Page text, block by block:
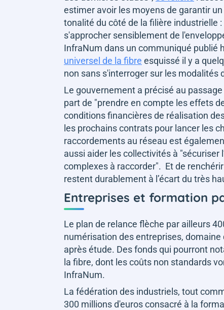
estimer avoir les moyens de garantir
tonalité du côté de la filière industrielle
s'approcher sensiblement de
InfraNum dans un communiqué publié
universel de la fibre esquissé il y a
non sans s'interroger sur les modalités
Le gouvernement a précisé au
part de "prendre en compte les effets
conditions financières de réalisation
les prochains contrats pour lancer les
raccordements au réseau est
aussi aider les collectivités à "sécuriser
complexes à raccorder". Et de renchérir
restent durablement à l’écart du très
Entreprises et formation
Le plan de relance flèche par ailleurs
numérisation des entreprises,
après étude. Des fonds qui pourront
la fibre, dont les coûts non standards
InfraNum.
La fédération des industriels, tout
300 millions d'euros consacré à la